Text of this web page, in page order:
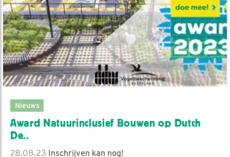
Nieuws
Award Natuurinclusief Bouwen op Dutch
De..
28.08.23 Inschrijven kan nog!